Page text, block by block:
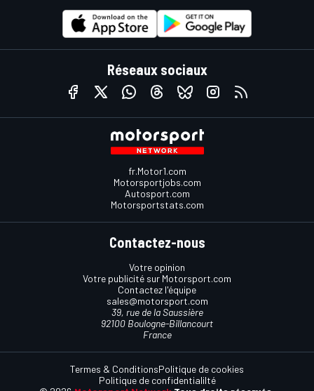
Réseaux sociaux
fr.Motor1.com
Motorsportjobs.com
Autosport.com
Motorsportstats.com
Contactez-nous
Votre opinion
Votre publicité sur Motorsport.com
Contactez l'équipe
sales@motorsport.com
39, rue de la Saussière
92100 Boulogne-Billancourt
France
Termes & ConditionsPolitique de cookies
Politique de confidentialilté